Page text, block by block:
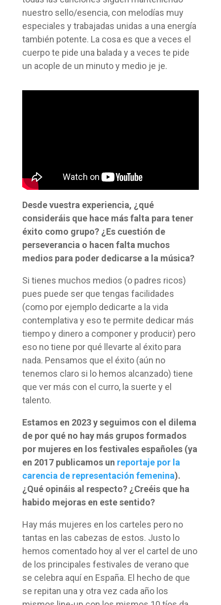
nuestro sello/esencia, con melodías muy
especiales y trabajadas unidas a una energía
también potente. La cosa es que a veces el
cuerpo te pide una balada y a veces te pide
un acople de un minuto y medio je je.
Desde vuestra experiencia, ¿qué
consideráis que hace más falta para tener
éxito como grupo? ¿Es cuestión de
perseverancia o hacen falta muchos
medios para poder dedicarse a la música?
Si tienes muchos medios (o padres ricos)
pues puede ser que tengas facilidades
(como por ejemplo dedicarte a la vida
contemplativa y eso te permite dedicar más
tiempo y dinero a componer y producir) pero
eso no tiene por qué llevarte al éxito para
nada. Pensamos que el éxito (aún no
tenemos claro si lo hemos alcanzado) tiene
que ver más con el curro, la suerte y el
talento.
Estamos en 2023 y seguimos con el dilema
de por qué no hay más grupos formados
por mujeres en los festivales españoles (ya
en 2017 publicamos un reportaje por la
carencia de representación femenina).
¿Qué opináis al respecto? ¿Creéis que ha
habido mejoras en este sentido?
Hay más mujeres en los carteles pero no
tantas en las cabezas de estos. Justo lo
hemos comentado hoy al ver el cartel de uno
de los principales festivales de verano que
se celebra aquí en España. El hecho de que
se repitan una y otra vez cada año los